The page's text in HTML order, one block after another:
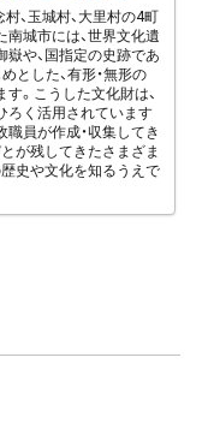
、玉城村、大里村の4町
城市には、世界文化遺
や、国指定の史跡であ
とした、有形・無形の
。こうした文化財は、
ろく活用されています
職員が作成・収集してき
が残してきたさまざま
史や文化を知るうえで